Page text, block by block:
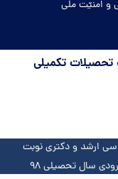
و امنیّت ملّی
تکمیلی
ارشد و دکتری نوبت
دوم و آموزش الکترونیکی و پردیس دانشگاه ورودی سال تحصیلی ۹۸